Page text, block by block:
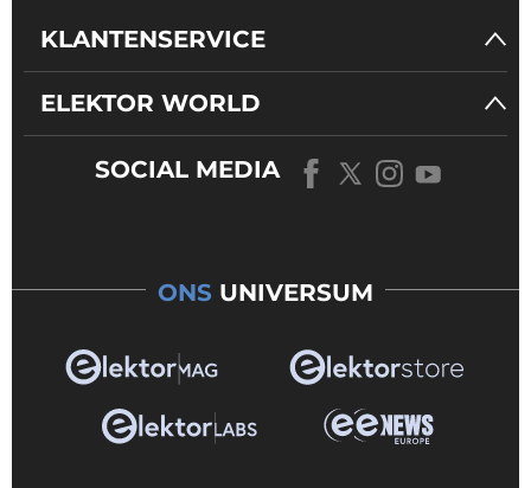
KLANTENSERVICE
ELEKTOR WORLD
SOCIAL MEDIA
ONS UNIVERSUM